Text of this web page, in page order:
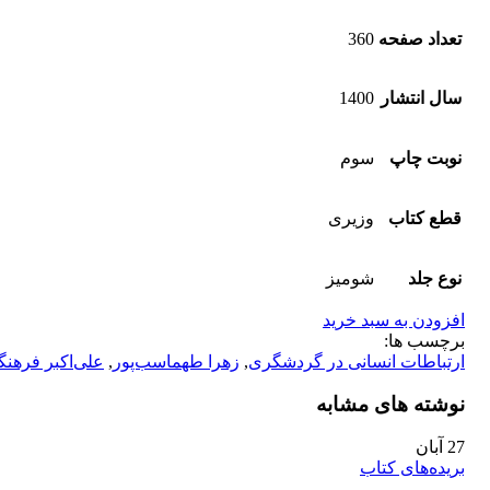
تعداد صفحه 360
سال انتشار 1400
نوبت چاپ سوم
قطع کتاب وزیری
نوع جلد شومیز
افزودن به سبد خرید
برچسب ها:
ارتباطات انسانی در گردشگری, زهرا طهماسب‌پور , علی‌اکبر
نوشته های مشابه
27 آبان
بریده‌های کتاب